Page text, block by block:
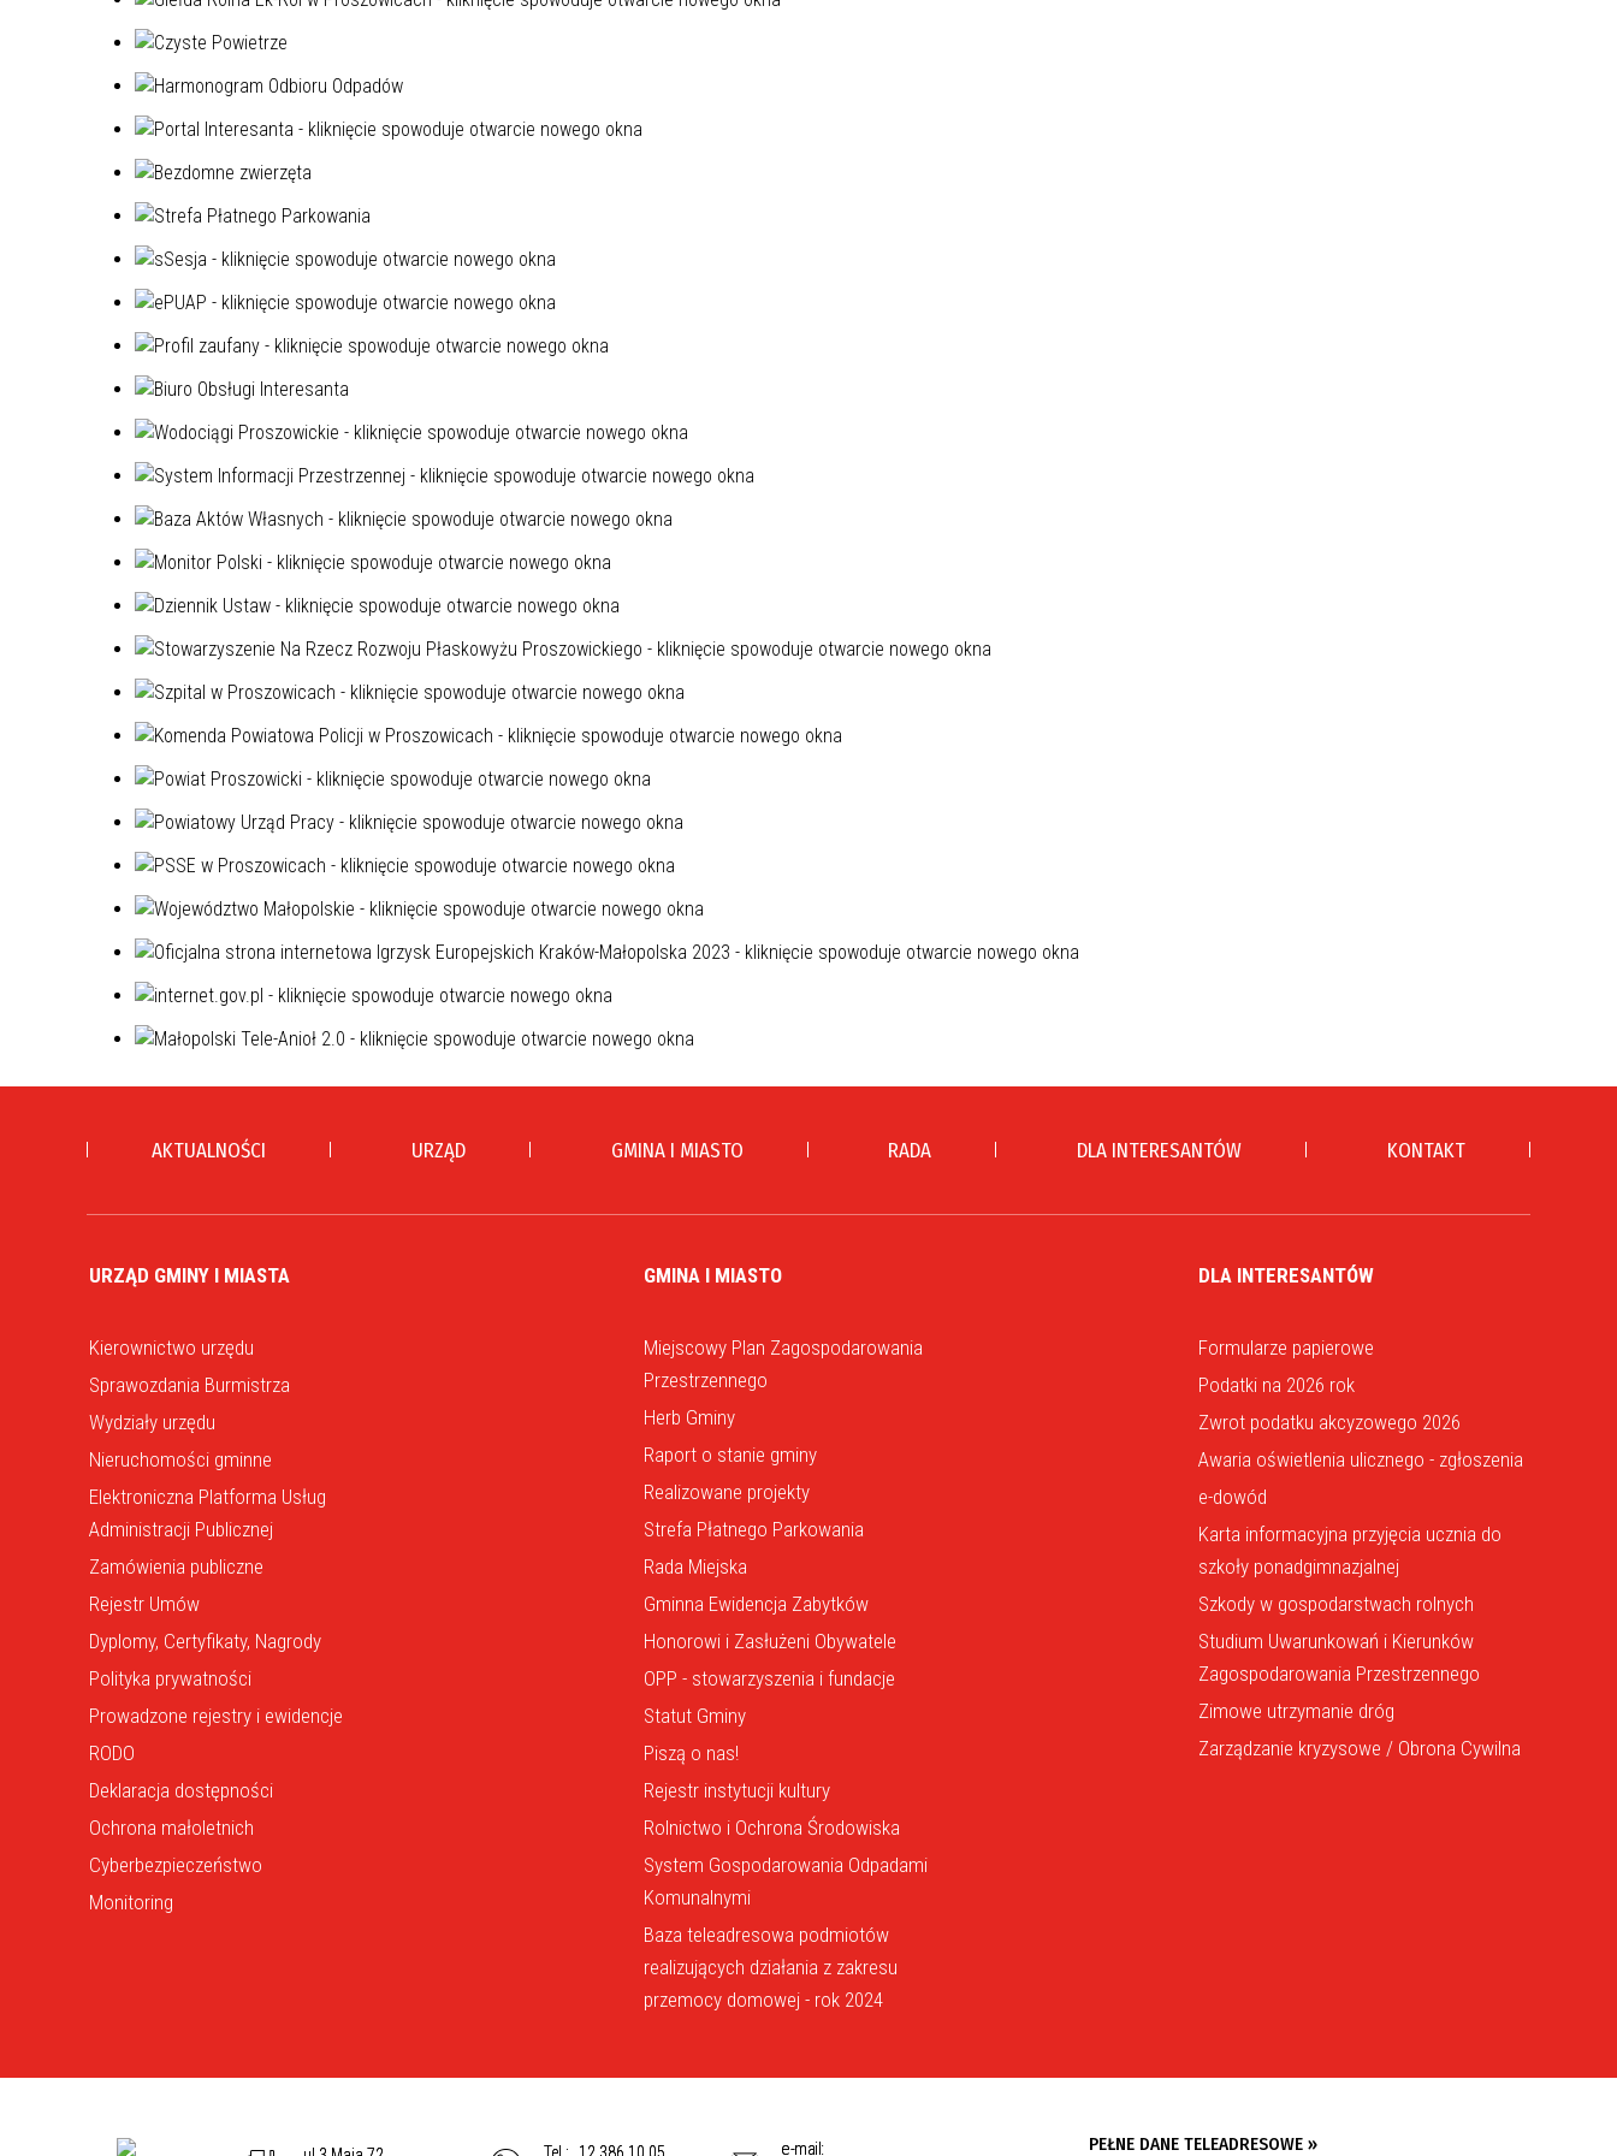
AKTUALNOŚCI URZĄD GMINA I MIASTO RADA DLA INTERESANTÓW KONTAKT
URZĄD GMINY I MIASTA
Kierownictwo urzędu
Sprawozdania Burmistrza
Wydziały urzędu
Nieruchomości gminne
Elektroniczna Platforma Usług
Administracji Publicznej
Zamówienia publiczne
Rejestr Umów
Dyplomy, Certyfikaty, Nagrody
Polityka prywatności
Prowadzone rejestry i ewidencje
RODO
Deklaracja dostępności
Ochrona małoletnich
Cyberbezpieczeństwo
Monitoring
GMINA I MIASTO
Miejscowy Plan Zagospodarowania
Przestrzennego
Herb Gminy
Raport o stanie gminy
Realizowane projekty
Strefa Płatnego Parkowania
Rada Miejska
Gminna Ewidencja Zabytków
Honorowi i Zasłużeni Obywatele
OPP - stowarzyszenia i fundacje
Statut Gminy
Piszą o nas!
Rejestr instytucji kultury
Rolnictwo i Ochrona Środowiska
System Gospodarowania Odpadami
Komunalnymi
Baza teleadresowa podmiotów
realizujących działania z zakresu
przemocy domowej - rok 2024
DLA INTERESANTÓW
Formularze papierowe
Podatki na 2026 rok
Zwrot podatku akcyzowego 2026
Awaria oświetlenia ulicznego - zgłoszenia
e-dowód
Karta informacyjna przyjęcia ucznia do
szkoły ponadgimnazjalnej
Szkody w gospodarstwach rolnych
Studium Uwarunkowań i Kierunków
Zagospodarowania Przestrzennego
Zimowe utrzymanie dróg
Zarządzanie kryzysowe / Obrona Cywilna
e-mail: PEŁNE DANE TELEADRESOWE »